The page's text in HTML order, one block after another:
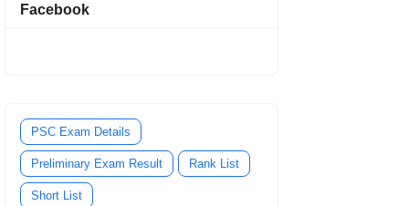
Facebook
PSC Exam Details
Preliminary Exam Result Rank List
Short List